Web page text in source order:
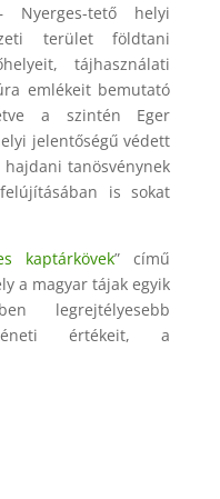
Nyerges-tető helyi
terület földtani
tájhasználati
emlékeit bemutató
a szintén Eger
jelentőségű védett
tanösvénynek
is sokat
kaptárkövek” című
a magyar tájak egyik
legrejtélyesebb
értékeit, a